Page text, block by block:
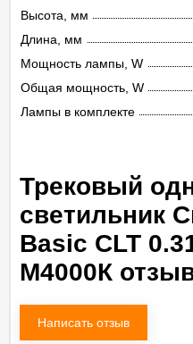
Высота, мм
Длина, мм
Мощность лампы, W
Общая мощность, W
Лампы в комплекте
Трековый
светильник
Basic CLT
M4000К
Написать отзыв